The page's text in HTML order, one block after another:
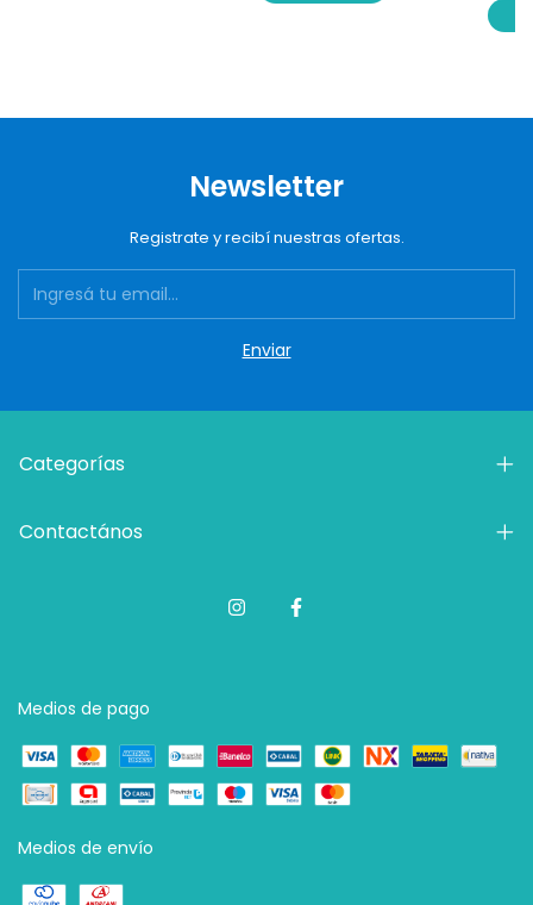
Newsletter
Registrate y recibí nuestras ofertas.
Categorías
Contactános
Medios de pago
Medios de envío